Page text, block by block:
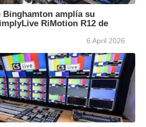
Binghamton amplía su
RiMotion R12 de
6 April 2026